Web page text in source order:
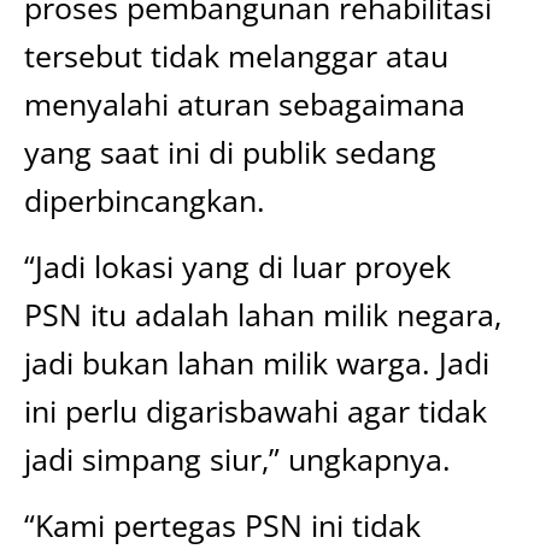
tersebut tidak melanggar atau
menyalahi aturan sebagaimana
yang saat ini di publik sedang
diperbincangkan.
“Jadi lokasi yang di luar proyek
PSN itu adalah lahan milik negara,
jadi bukan lahan milik warga. Jadi
ini perlu digarisbawahi agar tidak
jadi simpang siur,” ungkapnya.
“Kami pertegas PSN ini tidak